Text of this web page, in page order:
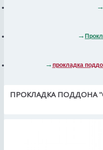
прокладка
ПРОКЛАДКА ПОДДОНА